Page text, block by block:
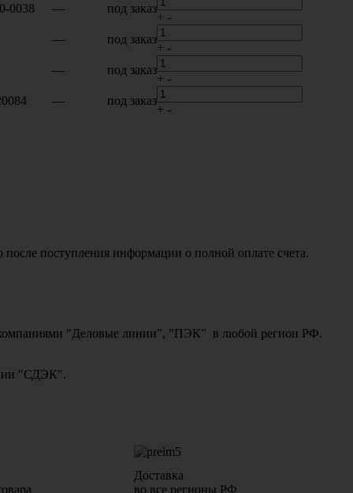
0038 — под заказ
+ -
— под заказ
+ -
— под заказ
+ -
— под заказ
+ -
поступления информации о полной оплате счета.
компаниями "Деловые линии", "ПЭК" в любой регион РФ.
"СДЭК".
Доставка
во все регионы РФ